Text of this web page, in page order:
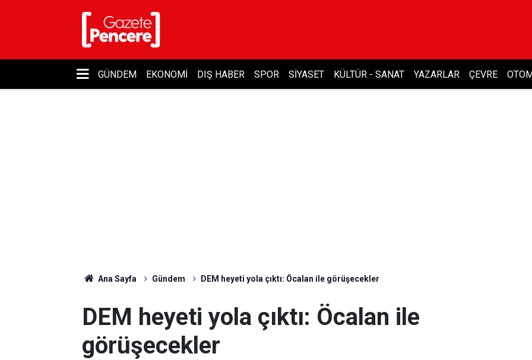
GÜNDEM EKONOMI DIŞ HABER SPOR SIYASET KÜLTÜR - SANAT YAZARLAR ÇEVRE
Ana Sayfa Gündem DEM heyeti yola çıktı: Öcalan ile görüşecekler
DEM heyeti yola çıktı: Öcalan ile
görüşecekler